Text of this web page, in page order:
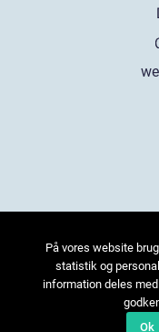
På vores website
statistik og
information deles
Ok